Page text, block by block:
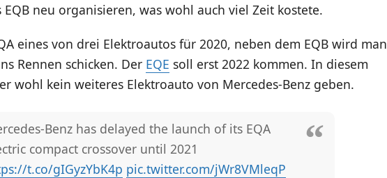
neu organisieren, was wohl auch viel Zeit kostete.
eines von drei Elektroautos für 2020, neben dem EQB wird man
Rennen schicken. Der EQE soll erst 2022 kommen. In diesem
wohl kein weiteres Elektroauto von Mercedes-Benz geben.
Benz has delayed the launch of its EQA
compact crossover until 2021
t.co/gIGyzYbK4p pic.twitter.com/jWr8VMleqP